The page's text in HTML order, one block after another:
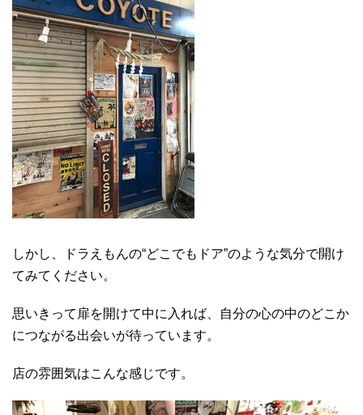
しかし、ドラえもんの“どこでもドア”のような気分で開け
てみてください。
思いきって扉を開けて中に入れば、自分の心の中のどこか
につながる出会いが待っています。
店の雰囲気はこんな感じです。